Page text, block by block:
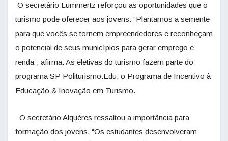
O secretário Lummertz reforçou as oportunidades que o
turismo pode oferecer aos jovens. “Plantamos a semente
para que vocês se tornem empreendedores e reconheçam
o potencial de seus municípios para gerar emprego e
renda”, afirma. As eletivas do turismo fazem parte do
programa SP Politurismo.Edu, o Programa de Incentivo à
Educação & Inovação em Turismo.
O secretário Alquéres ressaltou a importância para
formação dos jovens. “Os estudantes desenvolveram